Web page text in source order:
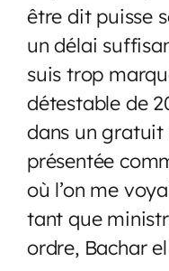
être dit puisse
un délai
suis trop
détestable de
dans un gratuit
présentée
où l’on me
tant que
ordre, Bachar